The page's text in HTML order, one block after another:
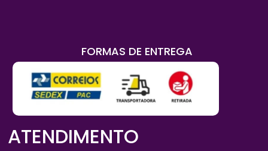
FORMAS DE ENTREGA
ATENDIMENTO